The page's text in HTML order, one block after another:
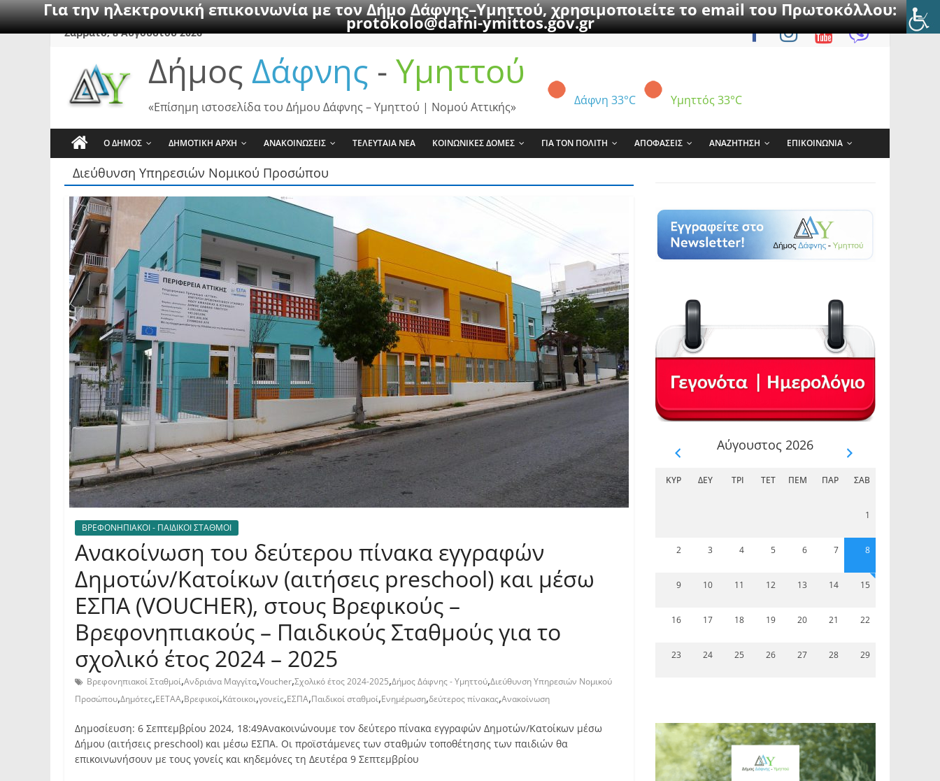
Για την ηλεκτρονική επικοινωνία με τον Δήμο Δάφνης–Υμηττού, χρησιμοποιείτε το email του Πρωτοκόλλου:
protokolo@dafni-ymittos.gov.gr
SkipΣάββατο, 8 Αυγούστου 2026
Δήμος Δάφνης - Υμηττού
Δάφνη 33°C Υμηττός 33°C
«Επίσημη ιστοσελίδα του Δήμου Δάφνης – Υμηττού | Νομού Αττικής»
Ο ΔΗΜΟΣ ΔΗΜΟΤΙΚΗ ΑΡΧΗ ΑΝΑΚΟΙΝΩΣΕΙΣ ΤΕΛΕΥΤΑΙΑ ΝΕΑ ΚΟΙΝΩΝΙΚΕΣ ΔΟΜΕΣ ΓΙΑ ΤΟΝ ΠΟΛΙΤΗ ΑΠΟΦΑΣΕΙΣ ΑΝΑΖΗΤΗΣΗ ΕΠΙΚΟΙΝΩΝΙΑ
Διεύθυνση Υπηρεσιών Νομικού Προσώπου
ΒΡΕΦΟΝΗΠΙΑΚΟΙ - ΠΑΙΔΙΚΟΙ ΣΤΑΘΜΟΙ
Ανακοίνωση του δεύτερου πίνακα εγγραφών
Δημοτών/Κατοίκων (αιτήσεις preschool) και μέσω
ΕΣΠΑ (VOUCHER), στους Βρεφικούς –
Βρεφονηπιακoύς – Παιδικoύς Σταθμούς για το
σχολικό έτος 2024 – 2025
Βρεφονηπιακοί Σταθμοί,Ανδριάνα Μαγγίτα,Voucher,Σχολικό έτος 2024-2025,Δήμος Δάφνης - Υμηττού,Διεύθυνση Υπηρεσιών Νομικού
Προσώπου,Δημότες,ΕΕΤΑΑ,Βρεφικοί,Κάτοικοι,γονείς,ΕΣΠΑ,Παιδικοί σταθμοί,Ενημέρωση,δεύτερος πίνακας,Ανακοίνωση
Δημοσίευση: 6 Σεπτεμβρίου 2024, 18:49Ανακοινώνουμε τον δεύτερο πίνακα εγγραφών Δημοτών/Κατοίκων μέσω
Δήμου (αιτήσεις preschool) και μέσω ΕΣΠΑ. Οι προϊστάμενες των σταθμών τοποθέτησης των παιδιών θα
επικοινωνήσουν με τους γονείς και κηδεμόνες τη Δευτέρα 9 Σεπτεμβρίου
Αύγουστος 2026
ΚΥΡ ΔΕΥ ΤΡΊ ΤΕΤ ΠΈΜ ΠΑΡ ΣΆΒ
1
2 3 4 5 6 7 8
9 10 11 12 13 14 15
16 17 18 19 20 21 22
23 24 25 26 27 28 29